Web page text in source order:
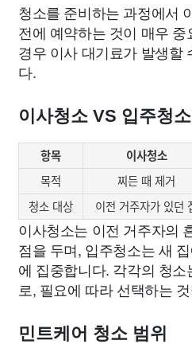
청소를 준비하는 과정에서
전에 예약하는 것이 매우
경우 이사 대기료가 발생할
다.
이사청소 VS 입주청
항목 이사청소
목적
찌든 때 제거
청소 대상
이전 거주자가 있던
이사청소는 이전 거주자의
점을 두며, 입주청소는 새
에 집중합니다. 각각의 청
로, 필요에 따라 선택하는
민트케어 청소 범위